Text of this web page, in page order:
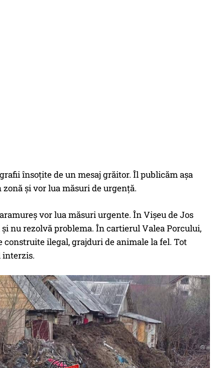
însoțite de un mesaj grăitor. Îl publicăm așa
și vor lua măsuri de urgență.
vor lua măsuri urgente. În Vișeu de Jos
nu rezolvă problema. În cartierul Valea Porcului,
construite ilegal, grajduri de animale la fel. Tot
interzis.